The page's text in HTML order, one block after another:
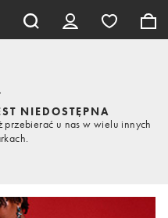
NIEDOSTĘPNA
u nas w wielu innych